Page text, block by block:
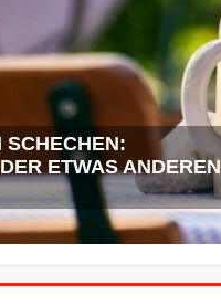
SCHECHEN:
ETWAS ANDEREN